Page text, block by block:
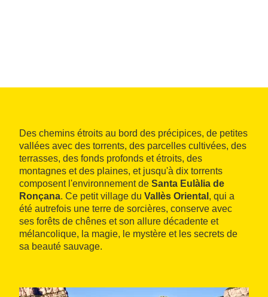
Des chemins étroits au bord des précipices, de petites
vallées avec des torrents, des parcelles cultivées, des
terrasses, des fonds profonds et étroits, des
montagnes et des plaines, et jusqu'à dix torrents
composent l'environnement de Santa Eulàlia de
Ronçana. Ce petit village du Vallès Oriental , qui a
été autrefois une terre de sorcières, conserve avec
ses forêts de chênes et son allure décadente et
mélancolique, la magie, le mystère et les secrets de
sa beauté sauvage.